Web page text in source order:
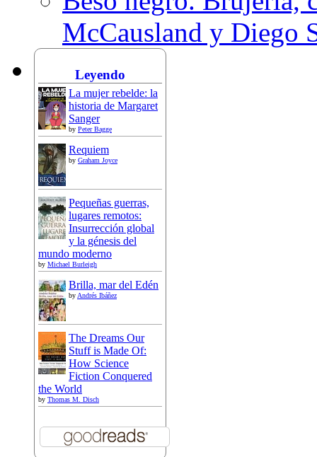
McCausland y Diego
Leyendo
La mujer rebelde: la
historia de Margaret
Sanger
by Peter Bagge
Requiem
by Graham Joyce
Pequeñas guerras,
lugares remotos:
Insurrección global
y la génesis del
mundo moderno
by Michael Burleigh
Brilla, mar del Edén
by Andrés Ibáñez
The Dreams Our
Stuff is Made Of:
How Science
Fiction Conquered
the World
by Thomas M. Disch